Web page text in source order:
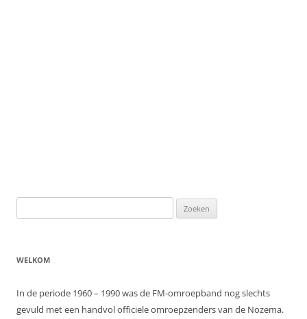
naar:
WELKOM
In de periode 1960 – 1990 was de FM-omroepband nog slechts
gevuld met een handvol officiele omroepzenders van de Nozema.